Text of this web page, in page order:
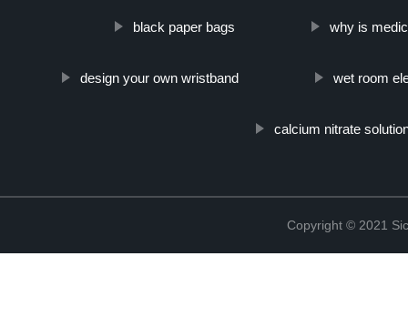
black paper bags why is
design your own wristband wet room
calcium nitrate
Copyright © 2021